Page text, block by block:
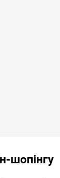
шопінгу